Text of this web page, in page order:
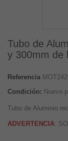
Tubo de
y 300mm de
Referencia MOT242
Condición: Nuevo
Tubo de Aluminio
ADVERTENCIA: